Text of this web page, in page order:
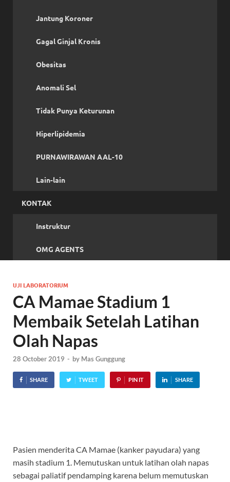
Jantung Koroner
Gagal Ginjal Kronis
Obesitas
Anomali Sel
Tidak Punya Keturunan
Hiperlipidemia
PURNAWIRAWAN AAL-10
Lain-lain
KONTAK
Instruktur
OMG AGENTS
UJI LABORATORIUM
CA Mamae Stadium 1
Membaik Setelah Latihan
Olah Napas
28 October 2019 - by Mas Gunggung
SHARE TWEET PIN IT SHARE
Pasien menderita CA Mamae (kanker payudara) yang
masih stadium 1. Memutuskan untuk latihan olah napas
sebagai paliatif pendamping karena belum memutuskan